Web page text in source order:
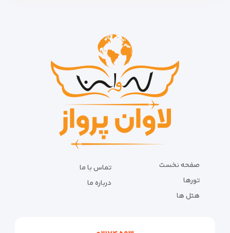
صفحه نخست
تورها
هتل ها
تماس با ما
درباره ما